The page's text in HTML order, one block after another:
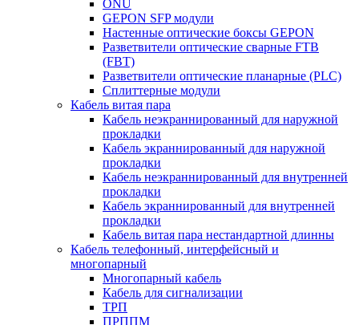
ONU
GEPON SFP модули
Настенные оптические боксы GEPON
Разветвители оптические сварные FTB
(FBT)
Разветвители оптические планарные (PLC)
Сплиттерные модули
Кабель витая пара
Кабель неэкраннированный для наружной
прокладки
Кабель экраннированный для наружной
прокладки
Кабель неэкраннированный для внутренней
прокладки
Кабель экраннированный для внутренней
прокладки
Кабель витая пара нестандартной длинны
Кабель телефонный, интерфейсный и
многопарный
Многопарный кабель
Кабель для сигнализации
ТРП
ПРППМ